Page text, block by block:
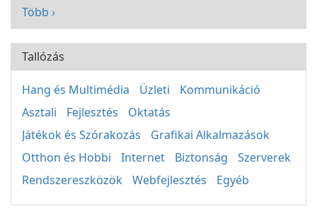
Több ›
Tallózás
Hang és Multimédia Üzleti
Kommunikáció
Asztali
Fejlesztés
Oktatás
Játékok és Szórakozás
Grafikai Alkalmazások
Otthon és Hobbi
Internet Biztonság
Szerverek
Rendszereszközök
Webfejlesztés Egyéb